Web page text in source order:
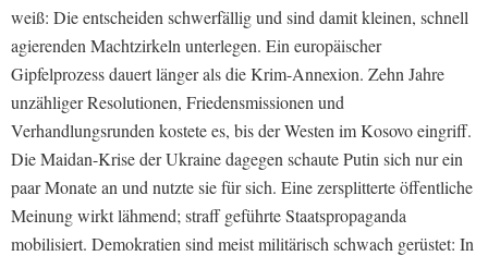
weiß: Die entscheiden schwerfällig und sind damit kleinen, schnell
agierenden Machtzirkeln unterlegen. Ein europäischer
Gipfelprozess dauert länger als die Krim-Annexion. Zehn Jahre
unzähliger Resolutionen, Friedensmissionen und
Verhandlungsrunden kostete es, bis der Westen im Kosovo eingriff.
Die Maidan-Krise der Ukraine dagegen schaute Putin sich nur ein
paar Monate an und nutzte sie für sich. Eine zersplitterte öffentliche
Meinung wirkt lähmend; straff geführte Staatspropaganda
mobilisiert. Demokratien sind meist militärisch schwach gerüstet: In